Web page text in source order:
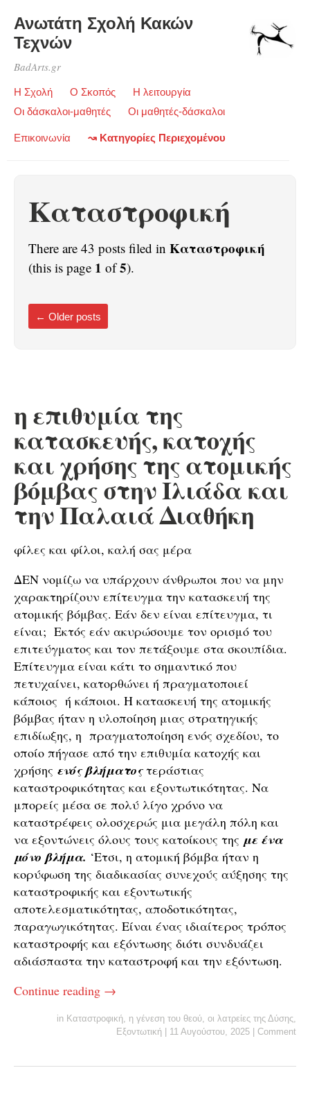
Ανωτάτη Σχολή Κακών
Τεχνών
BadArts.gr
Η Σχολή Ο Σκοπός
Η λειτουργία
Οι δάσκαλοι-μαθητές
Οι μαθητές-δάσκαλοι
Επικοινωνία ↝ Κατηγορίες Περιεχομένου
Καταστροφική
There are 43 posts filed in Καταστροφική
(this is page 1 of5).
← Older posts
η επιθυμία της
κατασκευής, κατοχής
και χρήσης της ατομικής
βόμβας στην Ιλιάδα και
την Παλαιά Διαθήκη
φίλες και φίλοι, καλή σας μέρα
ΔΕΝ νομίζω να υπάρχουν άνθρωποι που να μην
χαρακτηρίζουν επίτευγμα την κατασκευή της
ατομικής βόμβας. Εάν δεν είναι επίτευγμα, τι
είναι; Εκτός εάν ακυρώσουμε τον ορισμό του
επιτεύγματος και τον πετάξουμε στα σκουπίδια.
Επίτευγμα είναι κάτι το σημαντικό που
πετυχαίνει, κατορθώνει ή πραγματοποιεί
κάποιος ή κάποιοι. Η κατασκευή της ατομικής
βόμβας ήταν η υλοποίηση μιας στρατηγικής
επιδίωξης, η πραγματοποίηση ενός σχεδίου, το
οποίο πήγασε από την επιθυμία κατοχής και
χρήσης ενός βλήματος τεράστιας
καταστροφικότητας και εξοντωτικότητας. Να
μπορείς μέσα σε πολύ λίγο χρόνο να
καταστρέφεις ολοσχερώς μια μεγάλη πόλη και
να εξοντώνεις όλους τους κατοίκους της με ένα
μόνο βλήμα. ‘Ετσι, η ατομική βόμβα ήταν η
κορύφωση της διαδικασίας συνεχούς αύξησης της
καταστροφικής και εξοντωτικής
αποτελεσματικότητας, αποδοτικότητας,
παραγωγικότητας. Είναι ένας ιδιαίτερος τρόπος
καταστροφής και εξόντωσης διότι συνδυάζει
αδιάσπαστα την καταστροφή και την εξόντωση.
Continue reading →
in Καταστροφική, η γένεση του θεού, οι λατρείες της Δύσης,
Εξοντωτική
11 Αυγούστου, 2025 Comment